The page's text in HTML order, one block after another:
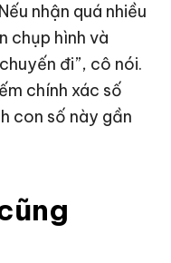
nhận quá nhiều
chụp hình và
đi”, cô nói.
chính xác số
con số này gần